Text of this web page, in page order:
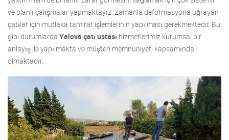
ve planlı çalışmalar yapmaktayız. Zamanla deformasyona uğrayan
çatılar için mutlaka tamirat işlemlerinin yapılması gerekmektedir. Bu
gibi durumlarda Yalova çatı ustası hizmetlerimiz kurumsal bir
anlayış ile yapılmakta ve müşteri memnuniyeti kapsamında
olmaktadır.